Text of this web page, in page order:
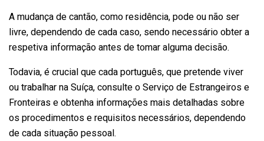
A mudança de cantão, como residência, pode ou não ser
livre, dependendo de cada caso, sendo necessário obter a
respetiva informação antes de tomar alguma decisão.
Todavia, é crucial que cada português, que pretende viver
ou trabalhar na Suíça, consulte o Serviço de Estrangeiros e
Fronteiras e obtenha informações mais detalhadas sobre
os procedimentos e requisitos necessários, dependendo
de cada situação pessoal.